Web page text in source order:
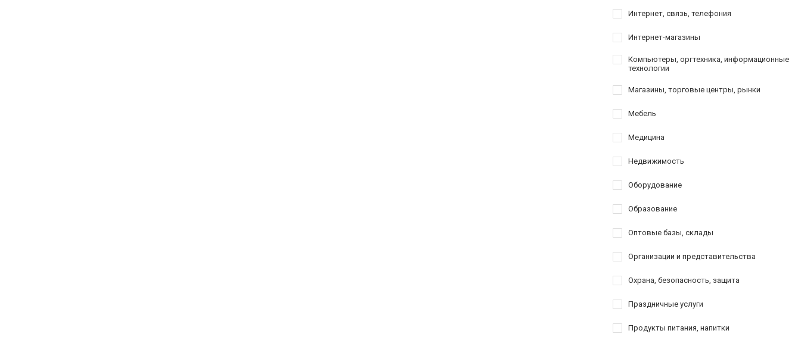
Интернет, связь, телефония
Интернет-магазины
Компьютеры, оргтехника, информационные
технологии
Магазины, торговые центры, рынки
Мебель
Медицина
Недвижимость
Оборудование
Образование
Оптовые базы, склады
Организации и представительства
Охрана, безопасность, защита
Праздничные услуги
Продукты питания, напитки